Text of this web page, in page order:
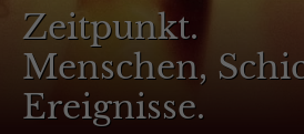
Zeitpunkt.
Menschen,
Ereignisse.